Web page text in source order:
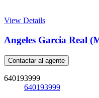
View Details
Angeles Garcia Real
Contactar al agente
640193999
640193999